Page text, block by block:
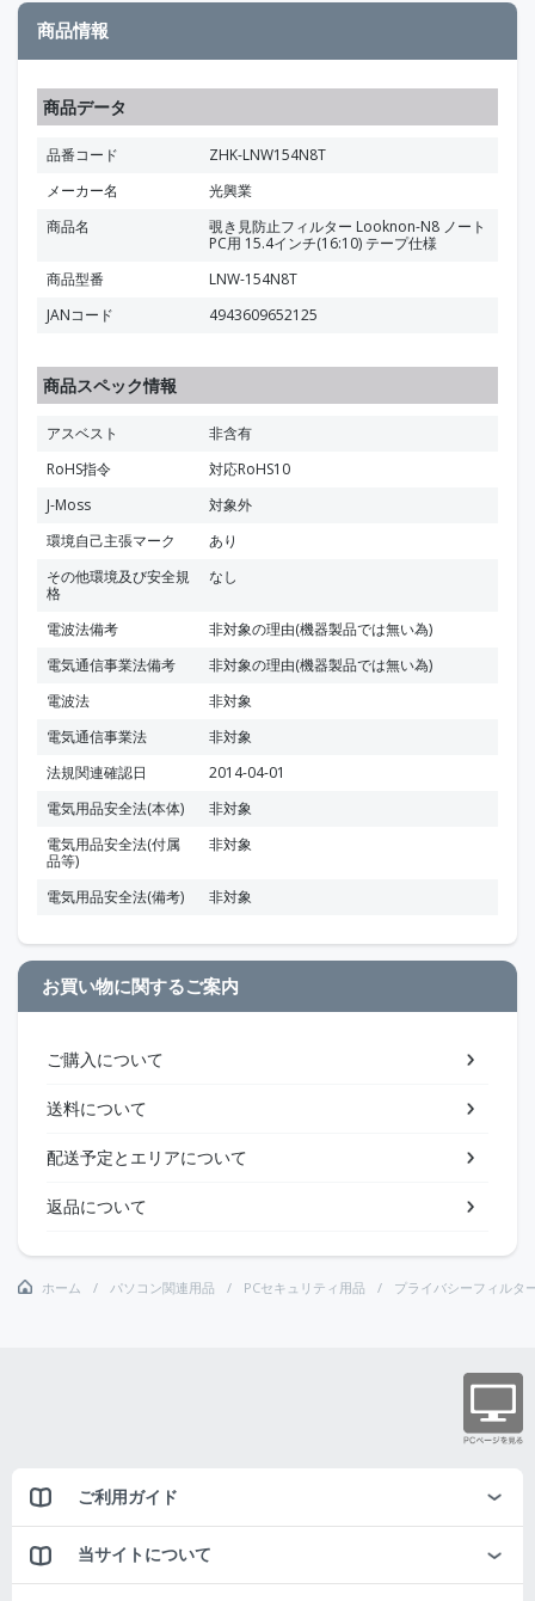
商品情報
商品データ
品番コード
ZHK-LNW154N8T
メーカー名
光興業
商品名
覗き見防止フィルター Looknon-N8 ノート
PC用 15.4インチ(16:10) テープ仕様
商品型番
LNW-154N8T
JANコード
4943609652125
商品スペック情報
アスベスト
非含有
RoHS指令
対応RoHS10
J-Moss
対象外
環境自己主張マーク
あり
その他環境及び安全規
格
なし
電波法備考
非対象の理由(機器製品では無い為)
電気通信事業法備考
非対象の理由(機器製品では無い為)
電波法
非対象
電気通信事業法
非対象
法規関連確認日
2014-04-01
電気用品安全法(本体)
非対象
電気用品安全法(付属
品等)
非対象
電気用品安全法(備考) 非対象
お買い物に関するご案内
ご購入について
送料について
配送予定とエリアについて
返品について
ホーム パソコン関連用品 PCセキュリティ用品 プライバシーフィルタ
ご利用ガイド
当サイトについて